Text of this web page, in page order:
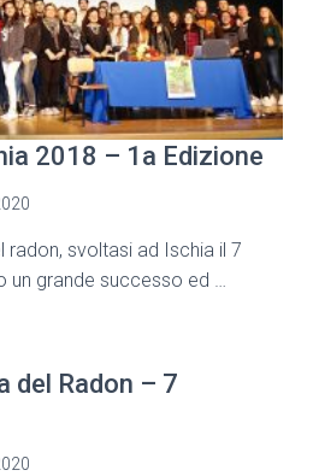
2018 – 1a Edizione
radon, svoltasi ad Ischia il 7
un grande successo ed …
del Radon – 7